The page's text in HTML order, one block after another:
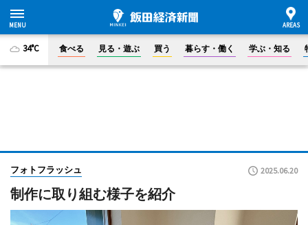
34°C 食べる 見る・遊ぶ 買う 暮らす・働く 学ぶ・知る
フォトフラッシュ 2025.06.20
制作に取り組む様子を紹介